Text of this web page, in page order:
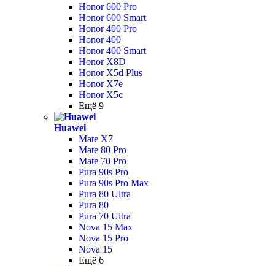
Honor 600 Pro
Honor 600 Smart
Honor 400 Pro
Honor 400
Honor 400 Smart
Honor X8D
Honor X5d Plus
Honor X7e
Honor X5c
Ещё 9
Huawei
Mate X7
Mate 80 Pro
Mate 70 Pro
Pura 90s Pro
Pura 90s Pro Max
Pura 80 Ultra
Pura 80
Pura 70 Ultra
Nova 15 Max
Nova 15 Pro
Nova 15
Ещё 6